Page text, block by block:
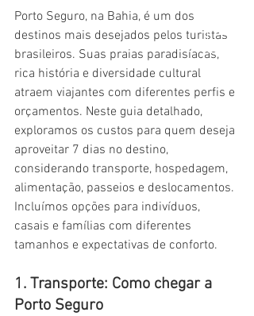
Porto Seguro, Arraial d'Ajuda e Cabrália
Porto Seguro, na Bahia, é um dos
destinos mais desejados pelos turistas
brasileiros. Suas praias paradisíacas,
rica história e diversidade cultural
atraem viajantes com diferentes perfis e
orçamentos. Neste guia detalhado,
exploramos os custos para quem deseja
aproveitar 7 dias no destino,
considerando transporte, hospedagem,
alimentação, passeios e deslocamentos.
Incluímos opções para indivíduos,
casais e famílias com diferentes
tamanhos e expectativas de conforto.
1. Transporte: Como chegar a
Porto Seguro